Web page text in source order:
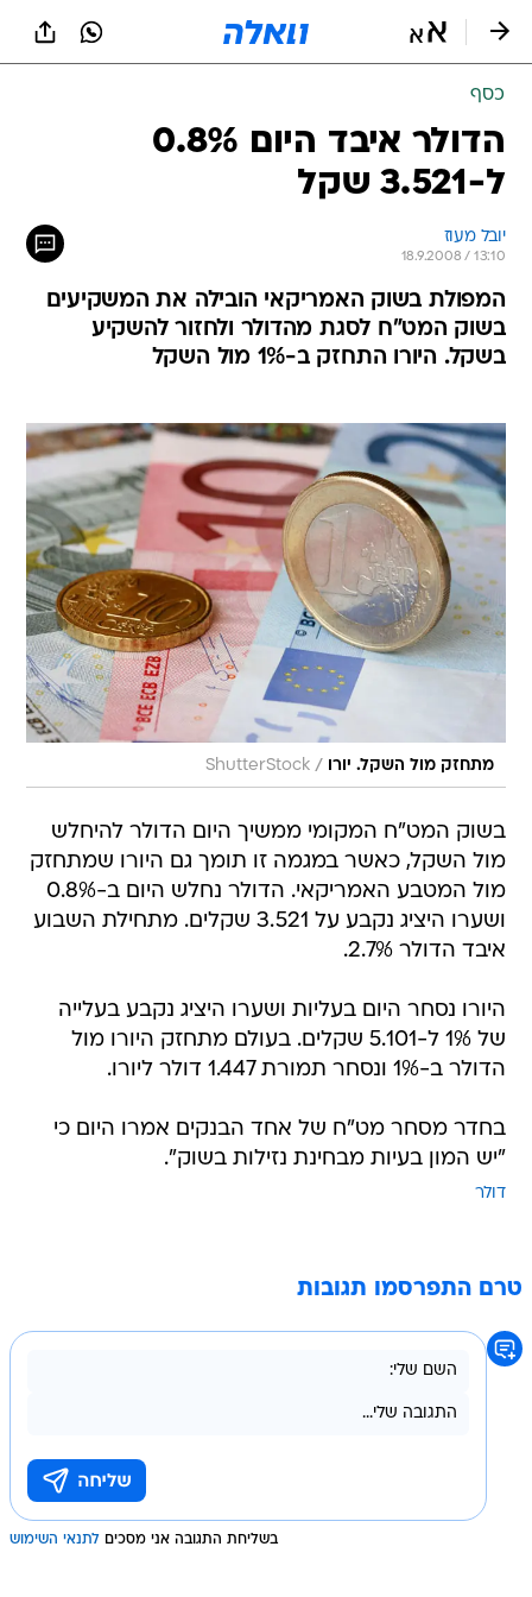
כסף
הדולר איבד היום 0.8%
ל-3.521 שקל
יובל מעוז
18.9.2008 / 13:10
המפולת בשוק האמריקאי הובילה את המשקיעים
בשוק המט"ח לסגת מהדולר ולחזור להשקיע
בשקל. היורו התחזק ב-1% מול השקל
מתחזק מול השקל. יורו /
ShutterStock
בשוק המט"ח המקומי ממשיך היום הדולר להיחלש
מול השקל, כאשר במגמה זו תומך גם היורו שמתחזק
מול המטבע האמריקאי. הדולר נחלש היום ב-0.8%
ושערו היציג נקבע על 3.521 שקלים. מתחילת השבוע
איבד הדולר 2.7%.
היורו נסחר היום בעליות ושערו היציג נקבע בעלייה
של 1% ל-5.101 שקלים. בעולם מתחזק היורו מול
הדולר ב-1% ונסחר תמורת 1.447 דולר ליורו.
בחדר מסחר מט"ח של אחד הבנקים אמרו היום כי
"יש המון בעיות מבחינת נזילות בשוק".
דולר
טרם התפרסמו תגובות
בשליחת התגובה אני מסכים לתנאי השימוש